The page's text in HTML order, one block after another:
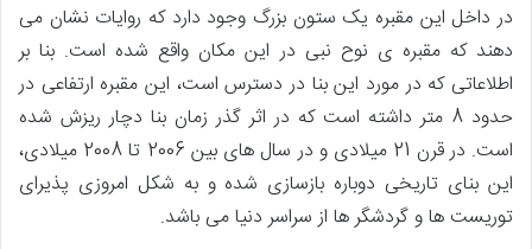
در داخل این مقبره یک ستون بزرگ وجود دارد که روایات نشان می
دهند که مقبره ی نوح نبی در این مکان واقع شده است. بنا بر
اطلاعاتی که در مورد این بنا در دسترس است، این مقبره ارتفاعی در
حدود 8 متر داشته است که در اثر گذر زمان بنا دچار ریزش شده
است. در قرن 21 میلادی و در سال های بین 2006 تا 2008 میلادی،
این بنای تاریخی دوباره بازسازی شده و به شکل امروزی پذیرای
توریست ها و گردشگر ها از سراسر دنیا می باشد.